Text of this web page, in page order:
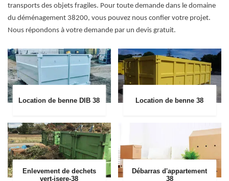
transports des objets fragiles. Pour toute demande dans le domaine
du déménagement 38200, vous pouvez nous confier votre projet.
Nous répondons à votre demande par un devis gratuit.
Location de benne DIB 38 Location de benne 38
Enlevement de dechets
vert-isere-38
Débarras d'appartement
38